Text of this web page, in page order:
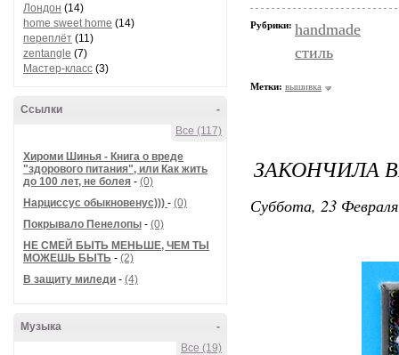
Лондон (14)
home sweet home (14)
переплёт (11)
zentangle (7)
Мастер-класс (3)
-
Ссылки
Все (117)
Хироми Шинья - Книга о вреде
"здорового питания", или Как жить
до 100 лет, не болея - (0)
Нарциссус обыкновенус))) - (0)
Покрывало Пенелопы - (0)
НЕ СМЕЙ БЫТЬ МЕНЬШЕ, ЧЕМ ТЫ
МОЖЕШЬ БЫТЬ - (2)
В защиту миледи - (4)
-
Музыка
Все (19)
Рубрики: handmade
стиль
Метки: вышивка
ЗАКОНЧИЛА
Суббота, 23